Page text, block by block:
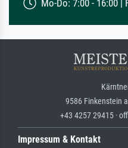
Mo-Do: 7:00 - 16:00 |
9586 Finkenstein
+43 4257 29415 ·
Impressum & Kontakt